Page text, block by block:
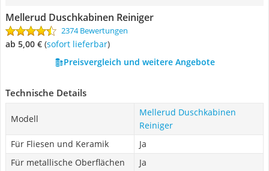
Mellerud Duschkabinen Reiniger
2374 Bewertungen
ab 5,00 € ( Sofort lieferbar)
Preisvergleich und weitere Angebote
Technische Details
Modell
Mellerud Duschkabinen
Reiniger
Für Fliesen und Keramik
Ja
Für metallische Oberflächen
Ja